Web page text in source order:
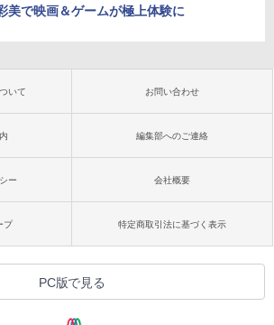
美で映画＆ゲームが極上体験に
いて お問い合わせ
編集部へのご連絡
ー 会社概要
プ 特定商取引法に基づく表示
PC版で見る